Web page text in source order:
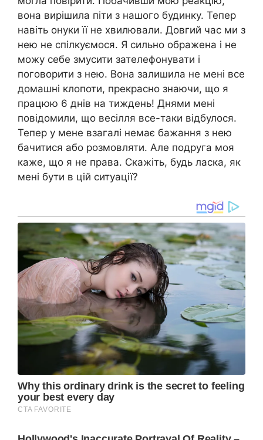
вона вирішила піти з нашого будинку. Тепер
навіть онуки її не хвилювали. Довгий час ми з
нею не спілкуємося. Я сильно ображена і не
можу себе змусити зателефонувати і
поговорити з нею. Вона залишила не мені все
домашні клопоти, прекрасно знаючи, що я
працюю 6 днів на тиждень! Днями мені
повідомили, що весілля все-таки відбулося.
Тепер у мене взагалі немає бажання з нею
бачитися або розмовляти. Але подруга моя
каже, що я не права. Скажіть, будь ласка, як
мені бути в цій ситуації?